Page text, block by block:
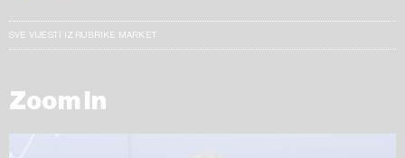
SVE VIJESTI IZ RUBRIKE MARKET
Zoom In